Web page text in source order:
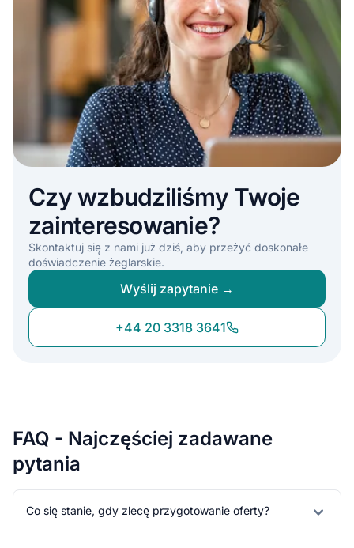
Czy wzbudziliśmy Twoje
zainteresowanie?
Skontaktuj się z nami już dziś, aby przeżyć doskonałe
doświadczenie żeglarskie.
Wyślij zapytanie →
+44 20 3318 3641
FAQ - Najczęściej zadawane
pytania
Co się stanie, gdy zlecę przygotowanie oferty?